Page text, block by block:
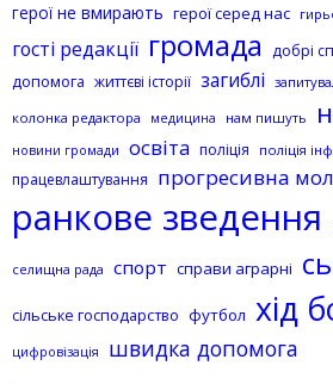
герої не вмирають герої серед нас
гості редакції громада добрі
допомога життєві історії загиблі
колонка редактора
медицина нам пишуть
новини громади освіта поліція поліція
працевлаштування прогресивна
ранкове зведення
селищна рада спорт справи аграрні
сільське господарство футбол хід
цифровізація швидка допомога